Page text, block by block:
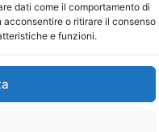
dati come il comportamento di
o ritirare il consenso
e funzioni.